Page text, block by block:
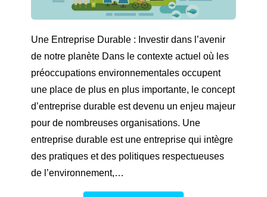
Une Entreprise Durable : Investir dans l’avenir
de notre planète Dans le contexte actuel où les
préoccupations environnementales occupent
une place de plus en plus importante, le concept
d’entreprise durable est devenu un enjeu majeur
pour de nombreuses organisations. Une
entreprise durable est une entreprise qui intègre
des pratiques et des politiques respectueuses
de l’environnement,…